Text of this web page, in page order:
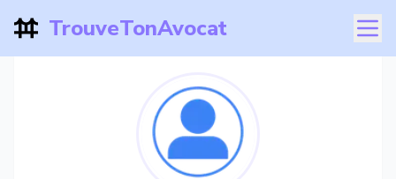
TrouveTonAvocat